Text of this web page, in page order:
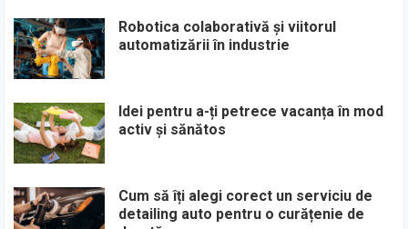
Robotica colaborativă și viitorul
automatizării în industrie
Idei pentru a-ți petrece vacanța în mod
activ și sănătos
Cum să îți alegi corect un serviciu de
detailing auto pentru o curățenie de